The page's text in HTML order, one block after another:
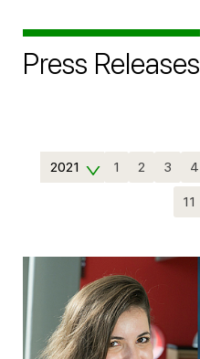
Press Releases
2021 1 2 3 4
11